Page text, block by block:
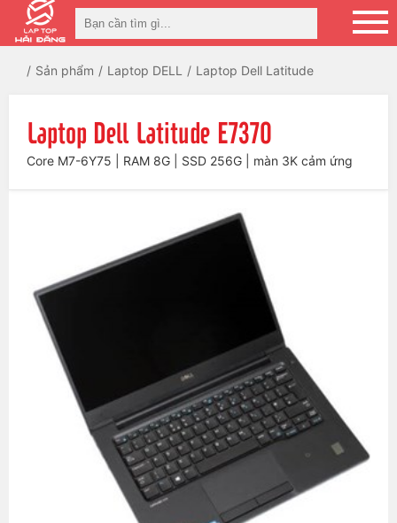
Sản phẩm Laptop DELL Laptop Dell Latitude
Laptop Dell Latitude E7370
Core M7-6Y75 | RAM 8G | SSD 256G | màn 3K cảm ứng